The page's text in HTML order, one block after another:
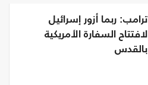
ترامب: ربما أزور إسرائيل
لافتتاح السفارة الأمريكية
بالقدس